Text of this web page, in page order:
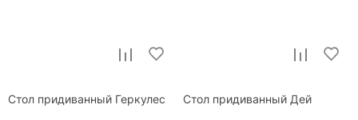
Стол придиванный Геркулес Стол придиванный Дей